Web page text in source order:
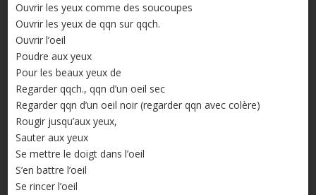
Ouvrir les yeux comme des soucoupes
Ouvrir les yeux de qqn sur qqch.
Ouvrir l’oeil
Poudre aux yeux
Pour les beaux yeux de
Regarder qqch., qqn d’un oeil sec
Regarder qqn d’un oeil noir (regarder qqn avec colère)
Rougir jusqu’aux yeux,
Sauter aux yeux
Se mettre le doigt dans l’oeil
S’en battre l’oeil
Se rincer l’oeil